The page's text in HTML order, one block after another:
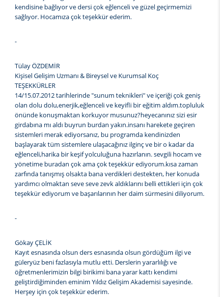
kendisine bağlıyor ve dersi çok eğlenceli ve güzel geçirmemizi
sağlıyor. Hocamıza çok teşekkür ederim.
-
Tülay ÖZDEMİR
Kişisel Gelişim Uzmanı & Bireysel ve Kurumsal Koç
TEŞEKKÜRLER
14/15.07.2012 tarihlerinde "sunum teknikleri" ve içeriği çok geniş
olan dolu dolu,enerjik,eğlenceli ve keyifli bir eğitim aldım.topluluk
önünde konuşmaktan korkuyor musunuz?heyecanınız sizi esir
girdabına mı aldı buyrun burdan yakın.insanı harekete geçiren
sistemleri merak ediyorsanız, bu programda kendinizden
başlayarak tüm sistemlere ulaşacağınız ilginç ve bir o kadar da
eğlenceli,harika bir keşif yolculuğuna hazırlanın. sevgili hocam ve
yönetime buradan çok ama çok teşekkür ediyorum.kısa zaman
zarfında tanışmış olsakta bana verdikleri destekten, her konuda
yardımcı olmaktan seve seve zevk aldıklarını belli ettikleri için çok
teşekkür ediyorum ve başarılarının her daim sürmesini diliyorum.
-
Gökay ÇELİK
Kayıt esnasında olsun ders esnasında olsun gördüğüm ilgi ve
güleryüz beni fazlasıyla mutlu etti. Derslerin yararlılığı ve
öğretmenlerimizin bilgi birikimi bana yarar kattı kendimi
geliştirdiğiminden eminim Yıldız Gelişim Akademisi sayesinde.
Herşey için çok teşekkür ederim.